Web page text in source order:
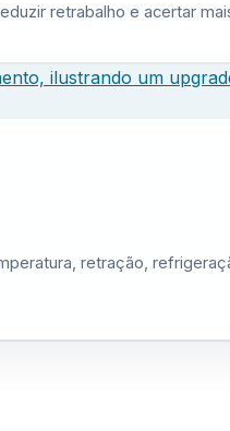
retrabalho e acertar
retração,